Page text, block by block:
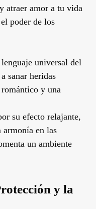
atraer amor a tu vida
poder de los
universal del
sanar heridas
y una
su efecto relajante,
armonía en las
un ambiente
y la